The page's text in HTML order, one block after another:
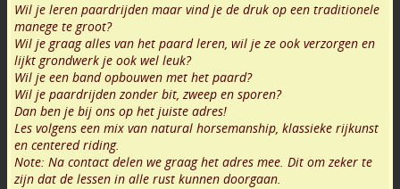
Wil je leren paardrijden maar vind je de druk op een traditionele
manege te groot?
Wil je graag alles van het paard leren, wil je ze ook verzorgen en
lijkt grondwerk je ook wel leuk?
Wil je een band opbouwen met het paard?
Wil je paardrijden zonder bit, zweep en sporen?
Dan ben je bij ons op het juiste adres!
Les volgens een mix van natural horsemanship, klassieke rijkunst
en centered riding.
Note: Na contact delen we graag het adres mee. Dit om zeker te
zijn dat de lessen in alle rust kunnen doorgaan.